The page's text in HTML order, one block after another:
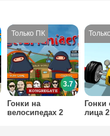
Гонки на
велосипедах 2
3.7
Гонки
лица 2